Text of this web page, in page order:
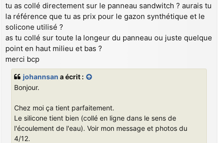
s
s
g
e
tu as collé directement sur le panneau sandwitch ? aurais tu
la référence que tu as prix pour le gazon synthétique et le
solicone utilisé ?
as tu collé sur toute la longeur du panneau ou juste quelque
point en haut milieu et bas ?
merci bcp
johannsan a écrit :
Bonjour.
Chez moi ça tient parfaitement.
Le silicone tient bien (collé en ligne dans le sens de
l'écoulement de l'eau). Voir mon message et photos du
4/12.